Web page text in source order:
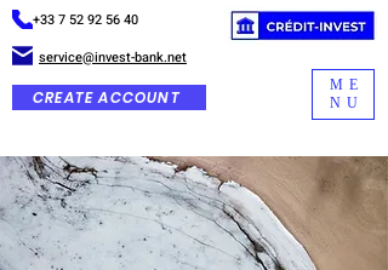
+33 7 52 92 56 40
service@invest-bank.net
CREATE ACCOUNT
ME
NU